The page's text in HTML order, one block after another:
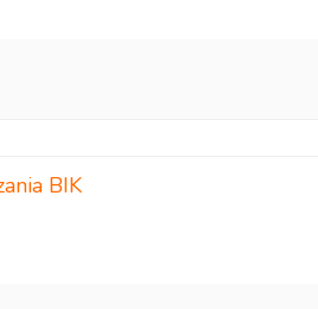
BIK